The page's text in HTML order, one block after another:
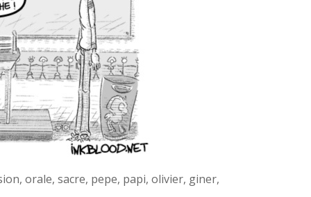
orale, sacre, pepe, papi, olivier, giner,